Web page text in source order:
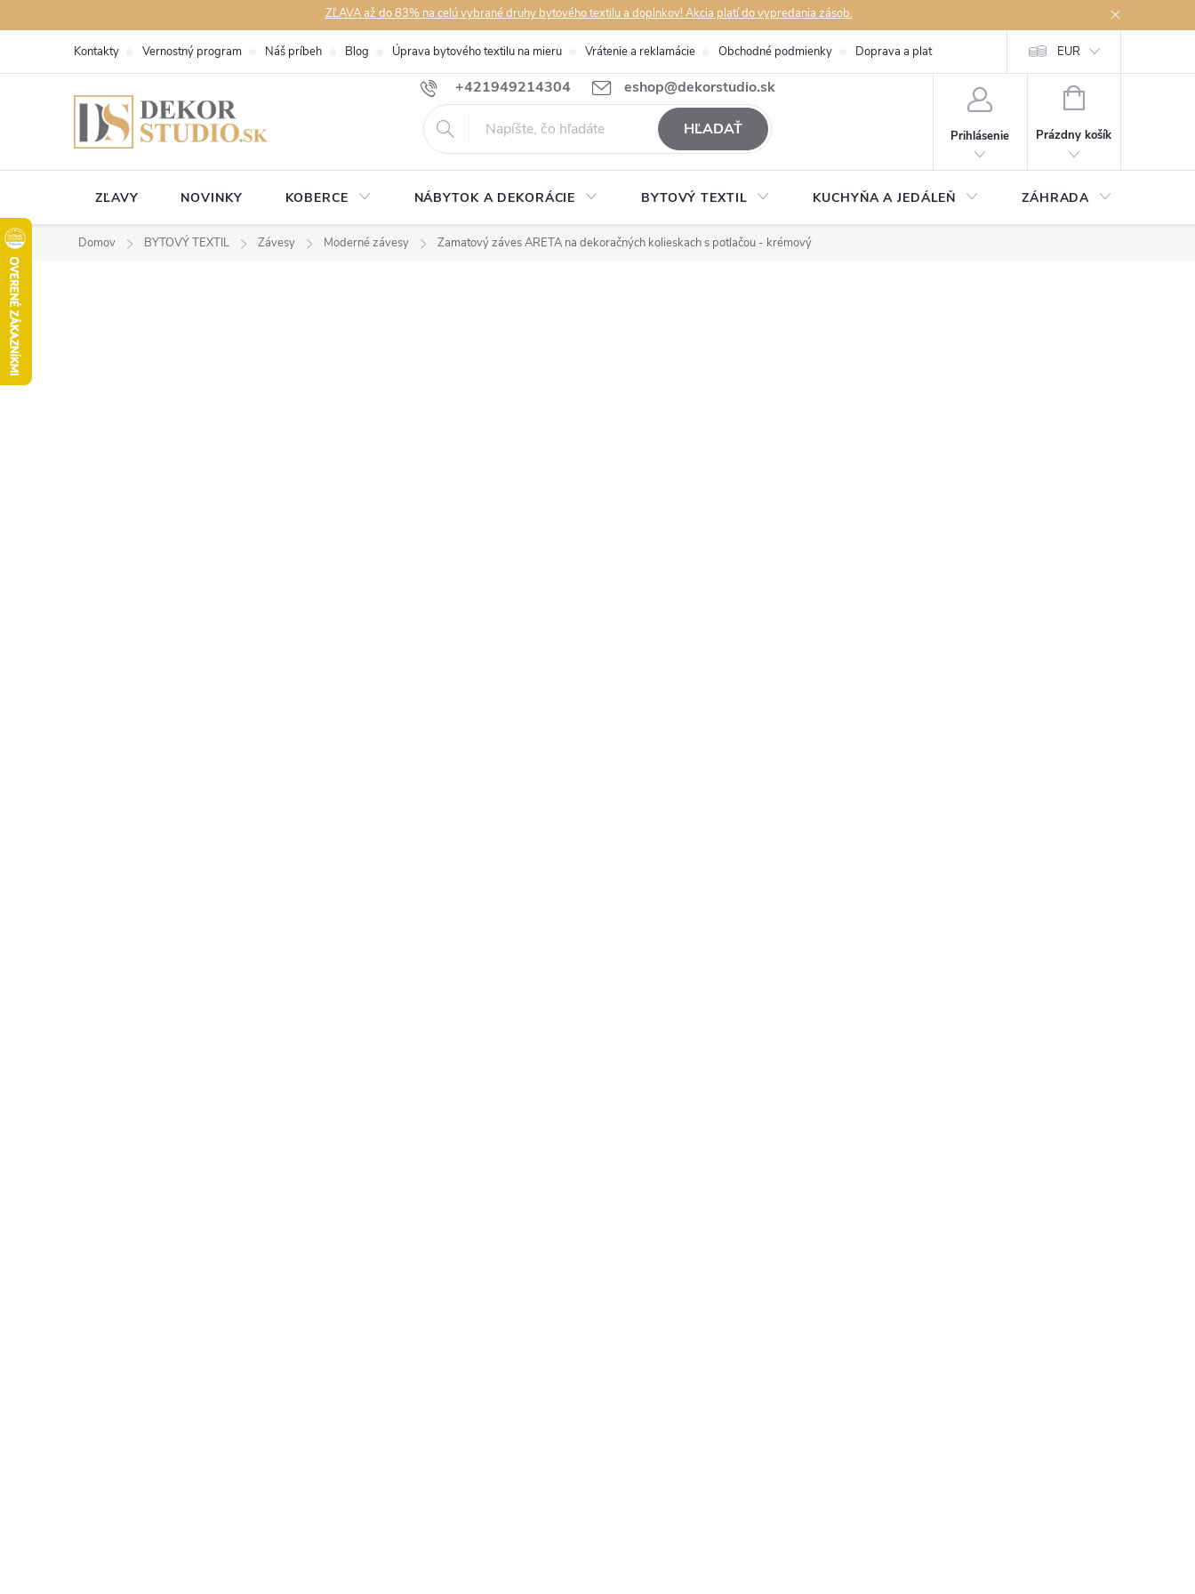
na
ZĽAVA až do 83% na celú vybrané druhy bytového textilu a doplnkov! Akcia platí do vypredania zásob.
+421949214304 eshop@dekorstudio.sk
Kontakty Vernostný program Náš príbeh Blog Úprava bytového textilu na mieru Vrátenie a reklamácie Obchodné podmienky Doprava a platby Podmienky ochrany osobných údajov
EUR
HĽADAŤ Prihlásenie
NÁKUPNÝ
Prázdny košík
ZĽAVY NOVINKY KOBERCE NÁBYTOK A DEKORÁCIE BYTOVÝ TEXTIL KUCHYŇA A JEDÁLEŇ ZÁHRADA
Domov BYTOVÝ TEXTIL Závesy Moderné závesy Zamatový záves ARETA na dekoračných kolieskach s potlačou - krémový